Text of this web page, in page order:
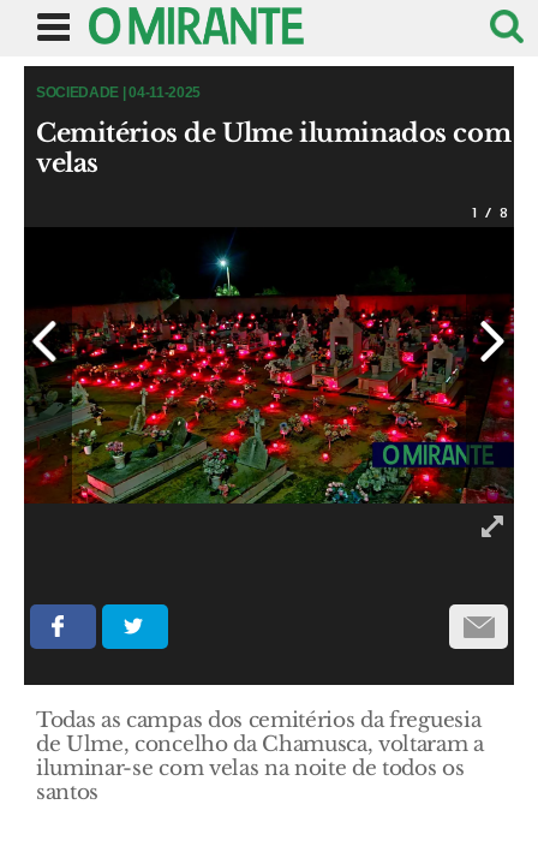
SOCIEDADE | 04-11-2025
Cemitérios de Ulme iluminados com
velas
1 / 8
Todas as campas dos cemitérios da freguesia
de Ulme, concelho da Chamusca, voltaram a
iluminar-se com velas na noite de todos os
santos